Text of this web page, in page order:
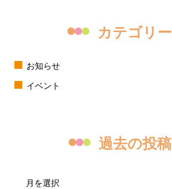
カテゴリー
お知らせ
イベント
過去の投稿